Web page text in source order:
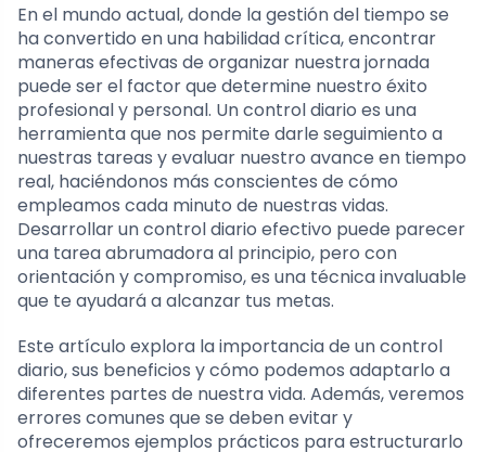
En el mundo actual, donde la gestión del tiempo se
ha convertido en una habilidad crítica, encontrar
maneras efectivas de organizar nuestra jornada
puede ser el factor que determine nuestro éxito
profesional y personal. Un control diario es una
herramienta que nos permite darle seguimiento a
nuestras tareas y evaluar nuestro avance en tiempo
real, haciéndonos más conscientes de cómo
empleamos cada minuto de nuestras vidas.
Desarrollar un control diario efectivo puede parecer
una tarea abrumadora al principio, pero con
orientación y compromiso, es una técnica invaluable
que te ayudará a alcanzar tus metas.
Este artículo explora la importancia de un control
diario, sus beneficios y cómo podemos adaptarlo a
diferentes partes de nuestra vida. Además, veremos
errores comunes que se deben evitar y
ofreceremos ejemplos prácticos para estructurarlo